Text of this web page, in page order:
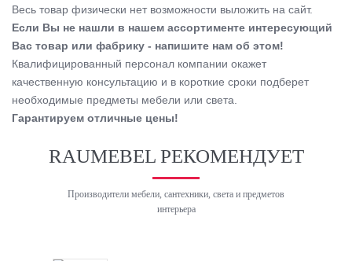
Весь товар физически нет возможности выложить на сайт.
Если Вы не нашли в нашем ассортименте интересующий
Вас товар или фабрику - напишите нам об этом!
Квалифицированный персонал компании окажет
качественную консультацию и в короткие сроки подберет
необходимые предметы мебели или света.
Гарантируем отличные цены!
RAUMEBEL РЕКОМЕНДУЕТ
Производители мебели, сантехники, света и предметов
интерьера